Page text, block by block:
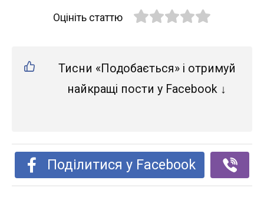
Оцініть статтю
Тисни «Подобається» і отримуй
найкращі пости у Facebook ↓
Поділитися у Facebook